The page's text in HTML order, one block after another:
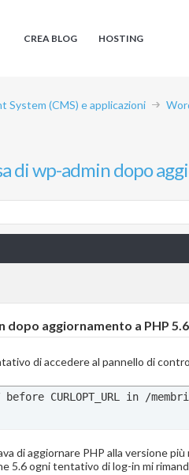
CREA BLOG HOSTING
System (CMS) e applicazioni
di wp-admin dopo
dopo aggiornamento a PHP 5.6
di accedere al pannello di
before CURLOPT_URL
di aggiornare PHP alla versione
5.6 ogni tentativo di log-in mi